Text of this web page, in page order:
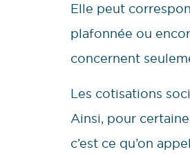
Elle peut
plafonnée ou
concernent
Les cotisations
Ainsi, pour
c’est ce qu’on